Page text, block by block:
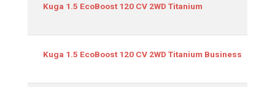
Kuga 1.5 EcoBoost 120 CV 2WD Titanium
Kuga 1.5 EcoBoost 120 CV 2WD Titanium Business